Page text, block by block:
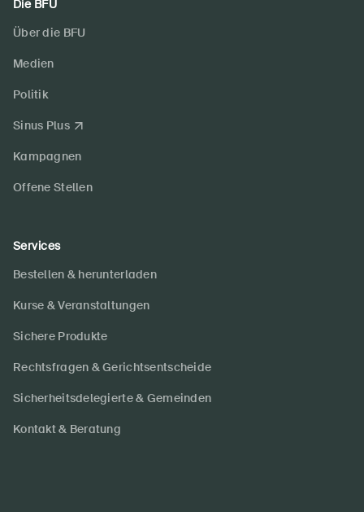
Die BFU
Über die BFU
Medien
Politik
Sinus Plus
Kampagnen
Offene Stellen
Services
Bestellen & herunterladen
Kurse & Veranstaltungen
Sichere Produkte
Rechtsfragen & Gerichtsentscheide
Sicherheitsdelegierte & Gemeinden
Kontakt & Beratung